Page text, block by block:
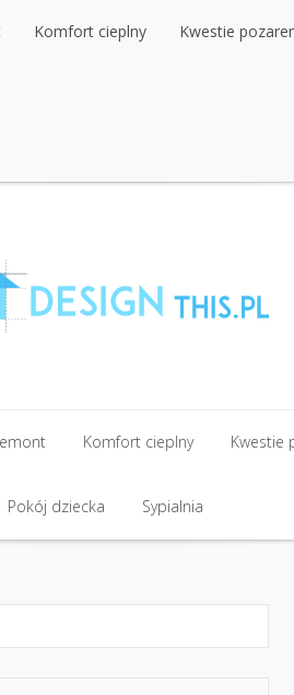
Komfort cieplny Kwestie
Komfort cieplny
Komfort cieplny
Kwestie
Pokój dziecka Sypialnia